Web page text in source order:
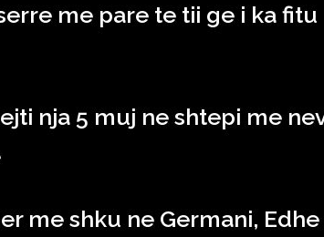
me pare te tii ge i ka fitu
nja 5 muj ne shtepi me
me shku ne Germani, Edhe